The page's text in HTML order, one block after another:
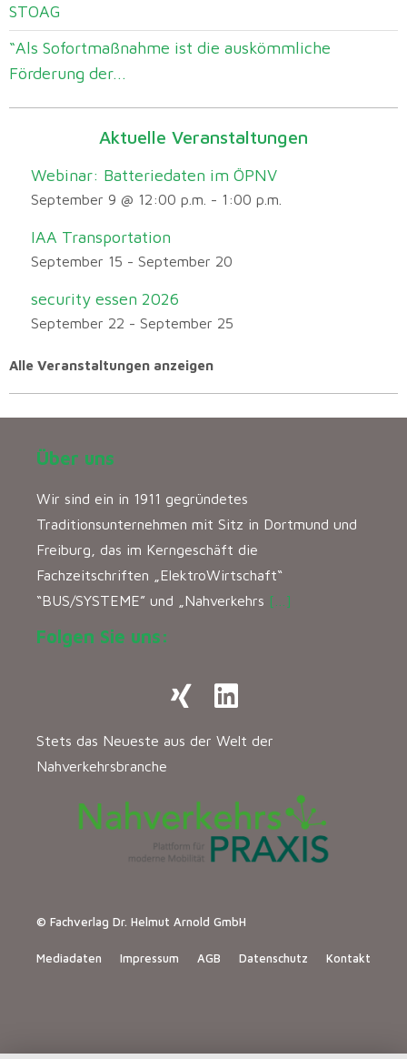
STOAG
“Als Sofortmaßnahme ist die auskömmliche
Förderung der...
Aktuelle Veranstaltungen
Webinar: Batteriedaten im ÖPNV
September 9 @ 12:00 p.m. - 1:00 p.m.
IAA Transportation
September 15 - September 20
security essen 2026
September 22 - September 25
Alle Veranstaltungen anzeigen
Über uns
Wir sind ein in 1911 gegründetes
Traditionsunternehmen mit Sitz in Dortmund und
Freiburg, das im Kerngeschäft die
Fachzeitschriften „ElektroWirtschaft“
“BUS/SYSTEME” und „Nahverkehrs […]
Folgen Sie uns:
Stets das Neueste aus der Welt der
Nahverkehrsbranche
© Fachverlag Dr. Helmut Arnold GmbH
Mediadaten Impressum AGB Datenschutz Kontakt